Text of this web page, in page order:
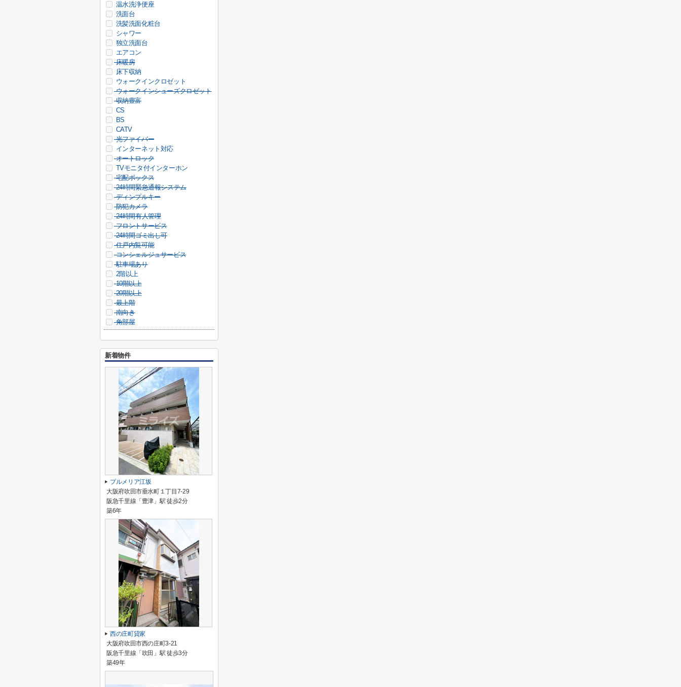
温水洗浄便座
洗面台
洗髪洗面化粧台
シャワー
独立洗面台
エアコン
床暖房
床下収納
ウォークインクロゼット
ウォークインシューズクロゼット
収納豊富
CS
BS
CATV
光ファイバー
インターネット対応
オートロック
TVモニタ付インターホン
宅配ボックス
24時間緊急通報システム
ディンプルキー
防犯カメラ
24時間有人管理
フロントサービス
24時間ゴミ出し可
住戸内覧可能
コンシェルジュサービス
駐車場あり
2階以上
10階以上
20階以上
最上階
南向き
角部屋
新着物件
プルメリア江坂
大阪府吹田市垂水町１丁目7-29
阪急千里線「豊津」駅 徒歩2分
築6年
西の庄町貸家
大阪府吹田市西の庄町3-21
阪急千里線「吹田」駅 徒歩3分
築49年